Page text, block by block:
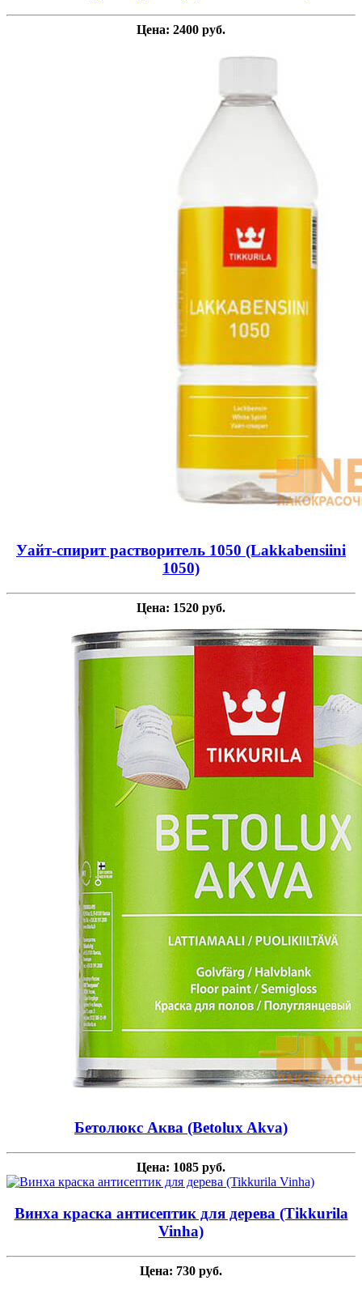
Цена: 2400 руб.
Уайт-спирит растворитель 1050 (Lakkabensiini
1050)
Цена: 1520 руб.
Бетолюкс Аква (Betolux Akva)
Цена: 1085 руб.
Винха краска антисептик для дерева (Tikkurila
Vinha)
Цена: 730 руб.